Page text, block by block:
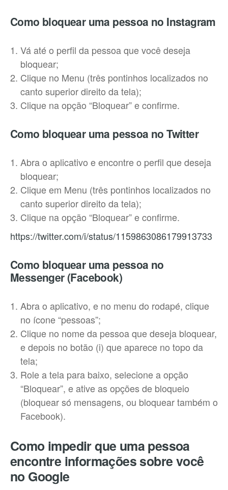
Como bloquear uma pessoa no Instagram
Vá até o perfil da pessoa que você deseja
bloquear;
Clique no Menu (três pontinhos localizados no
canto superior direito da tela);
Clique na opção “Bloquear” e confirme.
Como bloquear uma pessoa no Twitter
Abra o aplicativo e encontre o perfil que deseja
bloquear;
Clique em Menu (três pontinhos localizados no
canto superior direito da tela);
Clique na opção “Bloquear” e confirme.
https://twitter.com/i/status/1159863086179913733
Como bloquear uma pessoa no
Messenger (Facebook)
Abra o aplicativo, e no menu do rodapé, clique
no ícone “pessoas”;
Clique no nome da pessoa que deseja bloquear,
e depois no botão (i) que aparece no topo da
tela;
Role a tela para baixo, selecione a opção
“Bloquear”, e ative as opções de bloqueio
(bloquear só mensagens, ou bloquear também o
Facebook).
Como impedir que uma pessoa
encontre informações sobre você
no Google